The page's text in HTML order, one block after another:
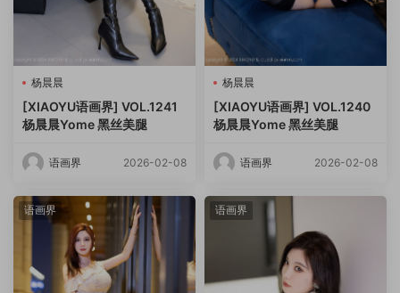
杨晨晨
[XIAOYU语画界] VOL.1241
杨晨晨Yome 黑丝美腿
语画界 2026-02-08
杨晨晨
[XIAOYU语画界] VOL.1240
杨晨晨Yome 黑丝美腿
语画界 2026-02-08
语画界 语画界